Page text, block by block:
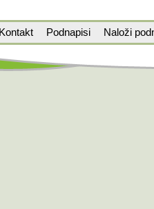
Kontakt Podnapisi Naloži